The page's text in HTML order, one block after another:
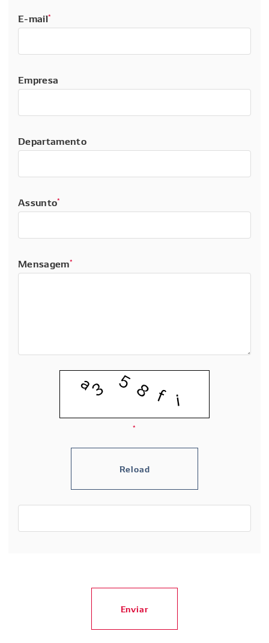
E-mail*
Empresa
Departamento
Assunto*
Mensagem*
*
Enviar